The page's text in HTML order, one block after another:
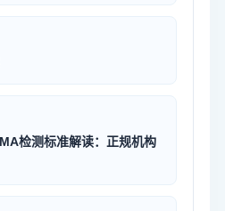
检测标准解读：正规机构